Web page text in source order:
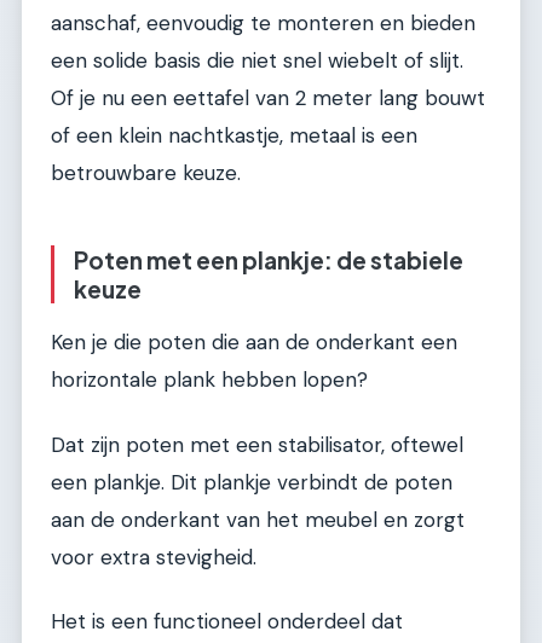
aanschaf, eenvoudig te monteren en bieden
een solide basis die niet snel wiebelt of slijt.
Of je nu een eettafel van 2 meter lang bouwt
of een klein nachtkastje, metaal is een
betrouwbare keuze.
Poten met een plankje: de stabiele
keuze
Ken je die poten die aan de onderkant een
horizontale plank hebben lopen?
Dat zijn poten met een stabilisator, oftewel
een plankje. Dit plankje verbindt de poten
aan de onderkant van het meubel en zorgt
voor extra stevigheid.
Het is een functioneel onderdeel dat